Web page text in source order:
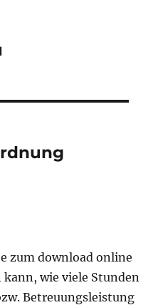
zum download online
wie viele Stunden
Betreuungsleistung